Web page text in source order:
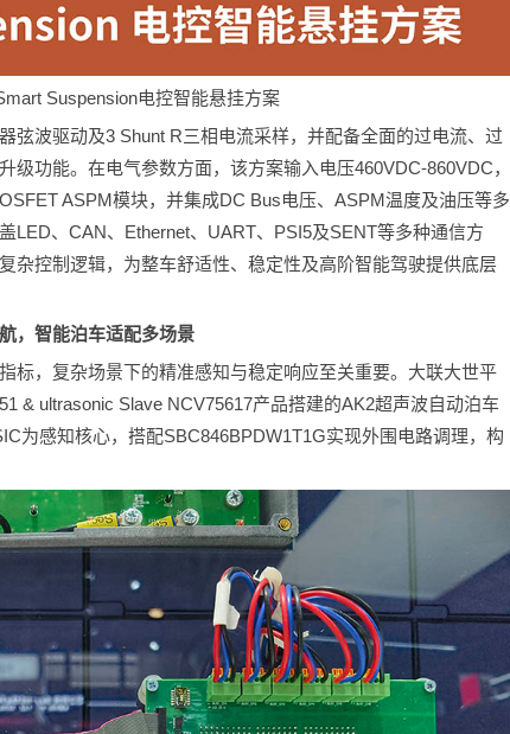
Suspension电控智能悬挂方案
弦波驱动及3 Shunt R三相电流采样，并配备全面的过电流、过
级功能。在电气参数方面，该方案输入电压460VDC-860VDC，
ASPM模块，并集成DC Bus电压、ASPM温度及油压等多
LED、CAN、Ethernet、UART、PSI5及SENT等多种通信方
杂控制逻辑，为整车舒适性、稳定性及高阶智能驾驶提供底层
，智能泊车适配多场景
标，复杂场景下的精准感知与稳定响应至关重要。大联大世平
& ultrasonic Slave NCV75617产品搭建的AK2超声波自动泊车
为感知核心，搭配SBC846BPDW1T1G实现外围电路调理，构